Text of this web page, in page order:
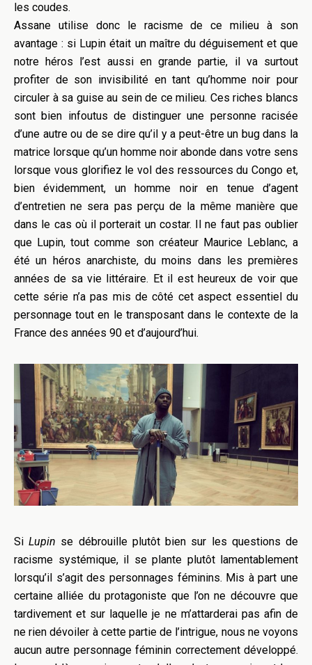
les coudes.
Assane utilise donc le racisme de ce milieu à son
avantage : si Lupin était un maître du déguisement et que
notre héros l’est aussi en grande partie, il va surtout
profiter de son invisibilité en tant qu’homme noir pour
circuler à sa guise au sein de ce milieu. Ces riches blancs
sont bien infoutus de distinguer une personne racisée
d’une autre ou de se dire qu’il y a peut-être un bug dans la
matrice lorsque qu’un homme noir abonde dans votre sens
lorsque vous glorifiez le vol des ressources du Congo et,
bien évidemment, un homme noir en tenue d’agent
d’entretien ne sera pas perçu de la même manière que
dans le cas où il porterait un costar. Il ne faut pas oublier
que Lupin, tout comme son créateur Maurice Leblanc, a
été un héros anarchiste, du moins dans les premières
années de sa vie littéraire. Et il est heureux de voir que
cette série n’a pas mis de côté cet aspect essentiel du
personnage tout en le transposant dans le contexte de la
France des années 90 et d’aujourd’hui.
SiLupin se débrouille plutôt bien sur les questions de
racisme systémique, il se plante plutôt lamentablement
lorsqu’il s’agit des personnages féminins. Mis à part une
certaine alliée du protagoniste que l’on ne découvre que
tardivement et sur laquelle je ne m’attarderai pas afin de
ne rien dévoiler à cette partie de l’intrigue, nous ne voyons
aucun autre personnage féminin correctement développé.